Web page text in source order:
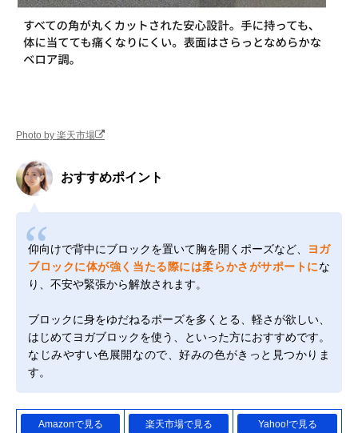
Photo by 楽天市場
おすすめポイント
仰向けで背中にブロックを置いて胸を開くポーズなど、
ヨガ
ブロックに体が強く当たる際には柔らかさがサポートにな
り、不安や緊張から解放されます。
ブロックに身をゆだねるポーズを多くとる、軽さが欲しい、
はじめてヨガブロックを使う、といった方におすすめです。
なじみやすい色展開なので、好みの色がきっと見つかりま
す。
Amazonで見る 楽天市場で見る Yahoo!で見る